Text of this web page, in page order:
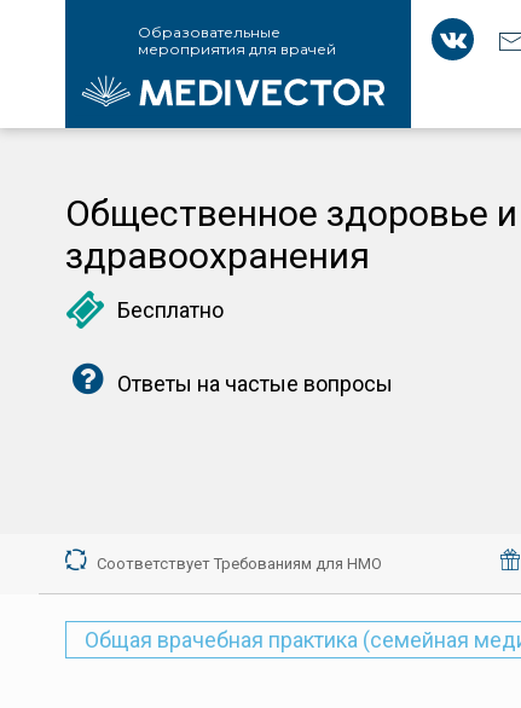
Образовательные
мероприятия для врачей
Общественное здоровье
здравоохранения
Бесплатно
Ответы на частые вопросы
Соответствует Требованиям для НМО
Общая врачебная практика (семейная